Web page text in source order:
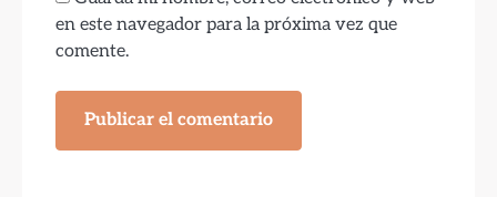
en este navegador para la próxima vez que
comente.